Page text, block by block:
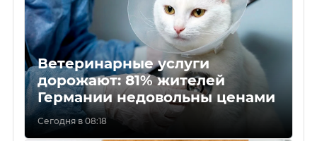
Ветеринарные услуги
дорожают: 81% жителей
Германии недовольны ценами
Сегодня в 08:18